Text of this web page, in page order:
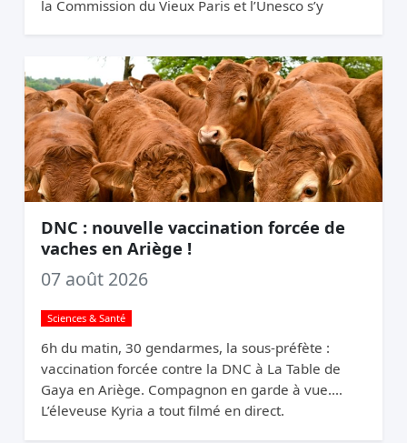
la Commission du Vieux Paris et l’Unesco s’y
DNC : nouvelle vaccination forcée de
vaches en Ariège !
07 août 2026
Sciences & Santé
6h du matin, 30 gendarmes, la sous-préfète :
vaccination forcée contre la DNC à La Table de
Gaya en Ariège. Compagnon en garde à vue.
L’éleveuse Kyria a tout filmé en direct.